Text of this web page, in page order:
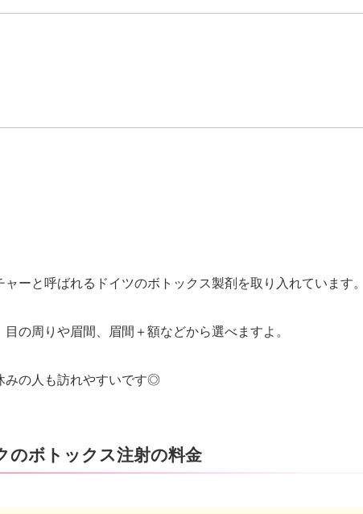
ーと呼ばれるドイツのボトックス製剤を取り入れています。
の周りや眉間、眉間＋額などから選べますよ。
みの人も訪れやすいです◎
のボトックス注射の料金